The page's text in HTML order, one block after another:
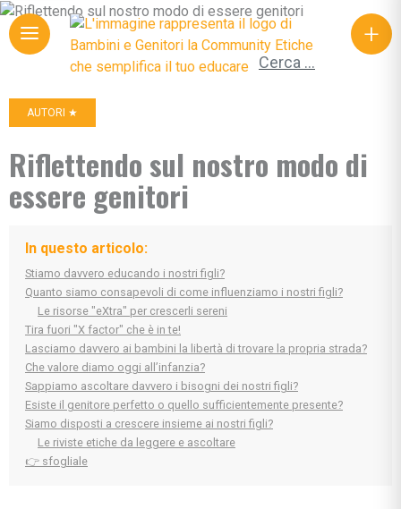
+
Ricerca per:
AUTORI ★
Riflettendo sul nostro modo di
essere genitori
In questo articolo:
Stiamo davvero educando i nostri figli?
Quanto siamo consapevoli di come influenziamo i nostri figli?
Le risorse "eXtra" per crescerli sereni
Tira fuori "X factor" che è in te!
Lasciamo davvero ai bambini la libertà di trovare la propria strada?
Che valore diamo oggi all’infanzia?
Sappiamo ascoltare davvero i bisogni dei nostri figli?
Esiste il genitore perfetto o quello sufficientemente presente?
Siamo disposti a crescere insieme ai nostri figli?
Le riviste etiche da leggere e ascoltare
👉 sfogliale